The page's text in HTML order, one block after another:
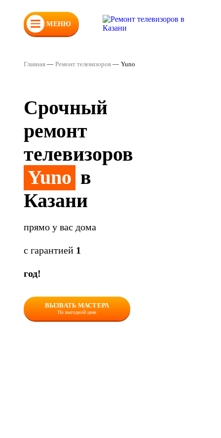
МЕНЮ
Главная — Ремонт телевизоров — Yuno
Срочный
ремонт
телевизоров
Yuno в
Казани
прямо у вас дома
с гарантией 1
год!
ВЫЗВАТЬ МАСТЕРА
По выгодной цене